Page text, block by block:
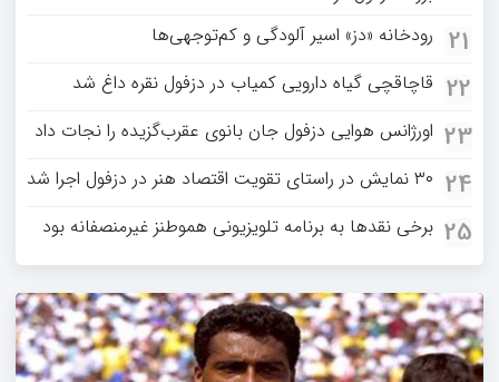
21 رودخانه «دز» اسیر آلودگی و کم‌توجهی‌ها
22 قاچاقچی گیاه دارویی کمیاب در دزفول نقره داغ شد
23 اورژانس هوایی دزفول جان بانوی عقرب‌گزیده را نجات داد
24 ۳۰ نمایش در راستای تقویت اقتصاد هنر در دزفول اجرا شد
25 برخی نقدها به برنامه تلویزیونی هموطنز غیرمنصفانه بود